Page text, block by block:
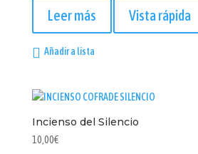
Leer más Vista rápida
Añadir a lista
Incienso del Silencio
10,00€